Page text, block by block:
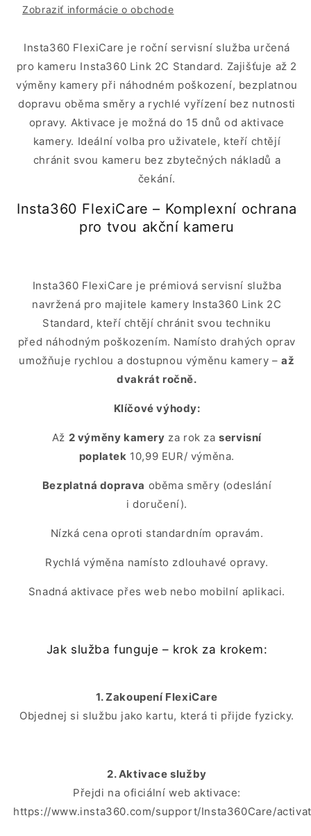
Zobraziť informácie o obchode
Insta360 FlexiCare je roční servisní služba určená
pro kameru Insta360 Link 2C Standard. Zajišťuje až 2
výměny kamery při náhodném poškození, bezplatnou
dopravu oběma směry a rychlé vyřízení bez nutnosti
opravy. Aktivace je možná do 15 dnů od aktivace
kamery. Ideální volba pro uživatele, kteří chtějí
chránit svou kameru bez zbytečných nákladů a
čekání.
Insta360 FlexiCare – Komplexní ochrana
pro tvou akční kameru
Insta360 FlexiCare je prémiová servisní služba
navržená pro majitele kamery Insta360 Link 2C
Standard, kteří chtějí chránit svou techniku
před náhodným poškozením. Namísto drahých oprav
umožňuje rychlou a dostupnou výměnu kamery – až
dvakrát ročně.
Klíčové výhody:
Až 2 výměny kamery za rok zaservisní
poplatek 10,99 EUR/ výměna.
Bezplatná doprava oběma směry (odeslání
i doručení).
Nízká cena oproti standardním opravám.
Rychlá výměna namísto zdlouhavé opravy.
Snadná aktivace přes web nebo mobilní aplikaci.
Jak služba funguje – krok za krokem:
1. Zakoupení FlexiCare
Objednej si službu jako kartu, která ti přijde fyzicky.
2. Aktivace služby
Přejdi na oficiální web aktivace:
https://www.insta360.com/support/Insta360Care/